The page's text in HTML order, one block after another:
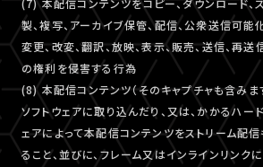
(7) 本配信コンテンツをコピー、ダウンロード、
製、複写、アーカイブ保管、配信、公衆送信可能化
変更、改変、翻訳、放映、表示、販売、送信、再
の権利を侵害する行為
(8) 本配信コンテンツ（そのキャプチャも含みま
ソフトウェアに取り込んだり、又は、かかるハー
ェアによって本配信コンテンツをストリーム配
ること、並びに、フレーム又はインラインリンク